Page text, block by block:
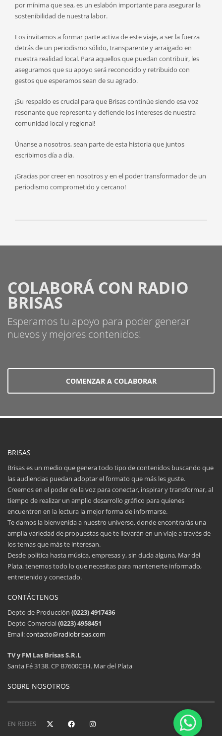
por mínima que sea, es un eslabón importante para asegurar la
sostenibilidad de nuestra labor.
Los invitamos a formar parte activa de este viaje, a ser la fuerza
detrás de un periodismo sólido, transparente y arraigado en
nuestra realidad local. Para aquellos que puedan contribuir, les
aseguramos que su apoyo será reconocido y retribuido con
gestos que esperamos sean de su agrado.
¡Su respaldo es crucial para que Brisas continúe siendo esa voz
resonante que representa y defiende los intereses de nuestra
comunidad local y regional!
Únanse a nosotros, sean parte de esta historia que juntos
escribimos día a día.
¡Gracias por creer en nosotros y en el poder transformador de un
periodismo comprometido y cercano!
COLABORÁ CON RADIO
BRISAS
Esperamos tu apoyo para poder generar
nuevos y mejores contenidos!
COMENZAR A COLABORAR
BRISAS
Brisas es un medio que genera todo tipo de contenidos buscando que
las audiencias puedan adoptar el formato que más les guste.
Creemos en el poder de la voz para conectar, inspirar y transformar, al
tiempo de realizar un amplio desarrollo gráfico para quienes
encuentren en la lectura la mejor forma de informarse.
Te damos la bienvenida a nuestro universo, donde encontrarás una
amplia variedad de propuestas que te llevarán en un viaje a través de
los temas que más te interesan.
Desde política hasta música, empresas y, sin duda alguna, Mar del
Plata, tenemos todo lo que necesitas para mantenerte informado,
entretenido y conectado.
CONTÁCTENOS
Depto de Producción (0223) 4917436
Depto Comercial(0223) 4958451
Email:contacto@radiobrisas.com
TV y FM Las Brisas S.R.L
Santa Fé 3138. CP B7600CEH. Mar del Plata
SOBRE NOSOTROS
EN REDES